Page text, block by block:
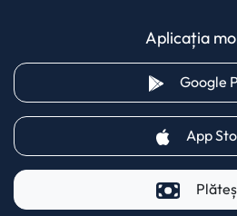
Aplicația
Google
App